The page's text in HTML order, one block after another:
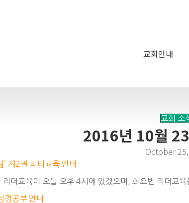
교회안내
교회 소
2016년 10월
October
제2권 리더교육 안내
리더교육이 오늘 오후 4시에 있겠으며, 화요반 리더교
경공부 안내